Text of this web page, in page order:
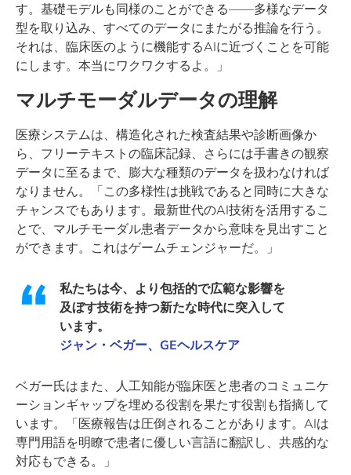
す。基礎モデルも同様のことができる――多様なデータ
型を取り込み、すべてのデータにまたがる推論を行う。
それは、臨床医のように機能するAIに近づくことを可能
にします。本当にワクワクするよ。」
マルチモーダルデータの理解
医療システムは、構造化された検査結果や診断画像か
ら、フリーテキストの臨床記録、さらには手書きの観察
データに至るまで、膨大な種類のデータを扱わなければ
なりません。「この多様性は挑戦であると同時に大きな
チャンスでもあります。最新世代のAI技術を活用するこ
とで、マルチモーダル患者データから意味を見出すこと
ができます。これはゲームチェンジャーだ。」
私たちは今、より包括的で広範な影響を
及ぼす技術を持つ新たな時代に突入して
います。
ジャン・ベガー、GEヘルスケア
ベガー氏はまた、人工知能が臨床医と患者のコミュニケ
ーションギャップを埋める役割を果たす役割も指摘して
います。「医療報告は圧倒されることがあります。AIは
専門用語を明瞭で患者に優しい言語に翻訳し、共感的な
対応もできる。」